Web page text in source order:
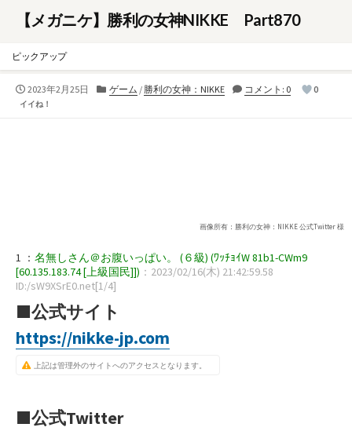
【メガニケ】勝利の女神NIKKE Part870
ピックアップ
公
開
2023年2月25日
カ
ゲーム / 勝利の女神：NIKKE コメント: 0 0
イイね！
画像所有：勝利の女神：NIKKE 公式Twitter 様
1 ： 名無しさん＠お腹いっぱい。 (６級) (ﾜｯﾁｮｲW 81b1-CWm9
[60.135.183.74 [上級国民]]) ：2023/02/16(木) 21:42:59.58
ID:/sW9XSrE0.net[1/4]
■公式サイト
https://nikke-jp.com
上記は管理外のサイトへのアクセスとなります。
■公式Twitter